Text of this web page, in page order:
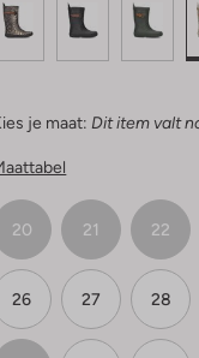
je maat: Dit item valt
20 21 22
26 27 28